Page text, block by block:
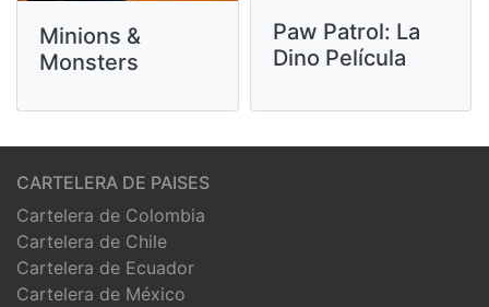
Minions &
Monsters
Paw Patrol: La
Dino Película
CARTELERA DE PAISES
Cartelera de Colombia
Cartelera de Chile
Cartelera de Ecuador
Cartelera de México